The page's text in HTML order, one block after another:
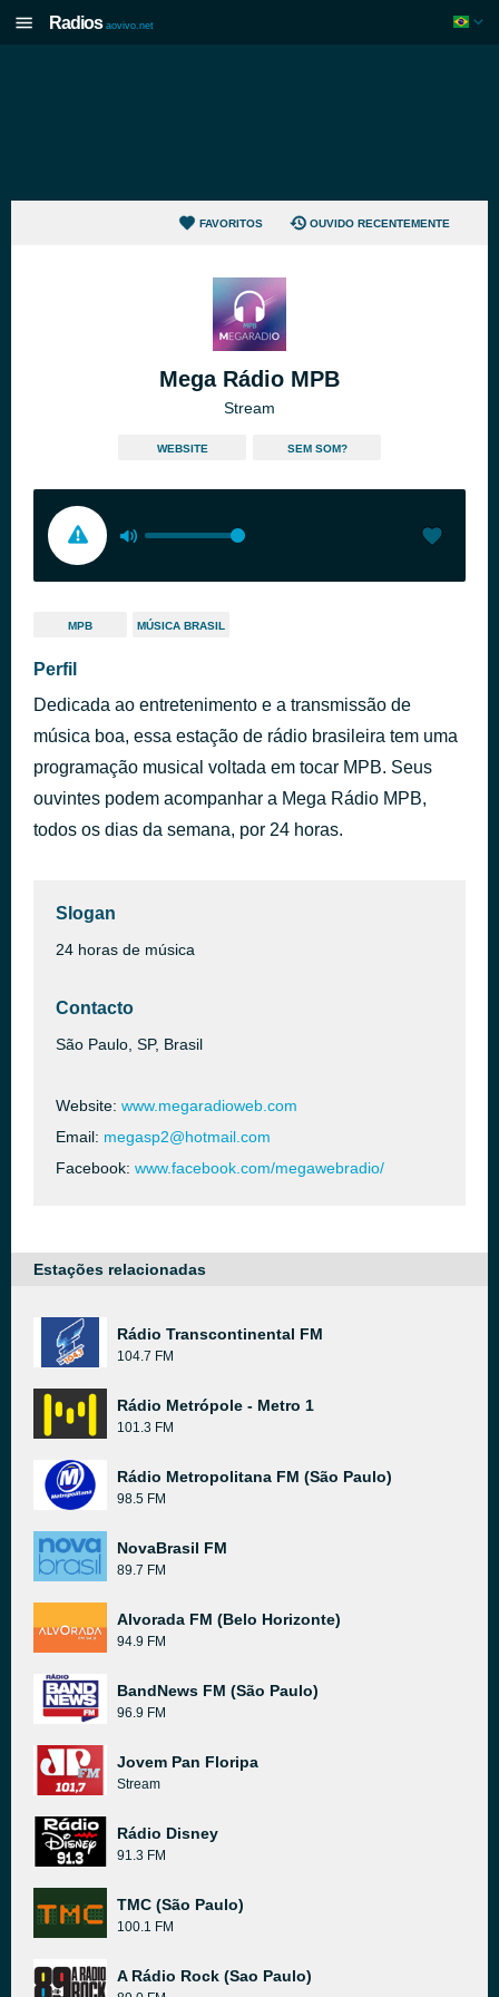
Radios aovivo.net
FAVORITOS OUVIDO RECENTEMENTE
Mega Rádio MPB
Stream
WEBSITE SEM SOM?
MPB MÚSICA BRASIL
Perfil
Dedicada ao entretenimento e a transmissão de
música boa, essa estação de rádio brasileira tem uma
programação musical voltada em tocar MPB. Seus
ouvintes podem acompanhar a Mega Rádio MPB,
todos os dias da semana, por 24 horas.
Slogan
24 horas de música
Contacto
São Paulo, SP, Brasil
Website: www.megaradioweb.com
Email: megasp2@hotmail.com
Facebook: www.facebook.com/megawebradio/
Estações relacionadas
Rádio Transcontinental FM
104.7 FM
Rádio Metrópole - Metro 1
101.3 FM
Rádio Metropolitana FM (São Paulo)
98.5 FM
NovaBrasil FM
89.7 FM
Alvorada FM (Belo Horizonte)
94.9 FM
BandNews FM (São Paulo)
96.9 FM
Jovem Pan Floripa
Stream
Rádio Disney
91.3 FM
TMC (São Paulo)
100.1 FM
A Rádio Rock (Sao Paulo)